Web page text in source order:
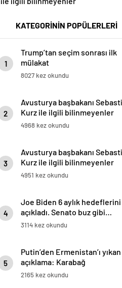
KATEGORİNİN POPÜLERLERİ
1
Trump’tan seçim sonrası ilk
mülakat
8027 kez okundu
2
Avusturya başbakanı
Kurz ile ilgili bilinmeyenler
4968 kez okundu
3
Avusturya başbakanı
Kurz ile ilgili bilinmeyenler
4951 kez okundu
4
Joe Biden 6 aylık hedeflerini
açıkladı. Senato buz gibi…
3114 kez okundu
5
Putin’den Ermenistan’ı yıkan
açıklama: Karabağ
Azerbaycan’ın ayrılmaz bir
2165 kez okundu